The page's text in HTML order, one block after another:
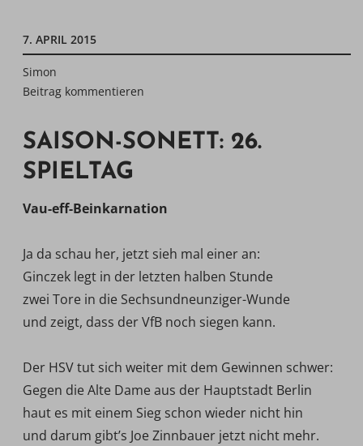
7. APRIL 2015
Simon
Beitrag kommentieren
SAISON-SONETT: 26.
SPIELTAG
Vau-eff-Beinkarnation
Ja da schau her, jetzt sieh mal einer an:
Ginczek legt in der letzten halben Stunde
zwei Tore in die Sechsundneunziger-Wunde
und zeigt, dass der VfB noch siegen kann.
Der HSV tut sich weiter mit dem Gewinnen schwer:
Gegen die Alte Dame aus der Hauptstadt Berlin
haut es mit einem Sieg schon wieder nicht hin
und darum gibt’s Joe Zinnbauer jetzt nicht mehr.